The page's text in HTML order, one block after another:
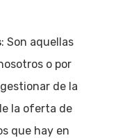
: Son aquellas
o por
de la
la oferta de
que hay en